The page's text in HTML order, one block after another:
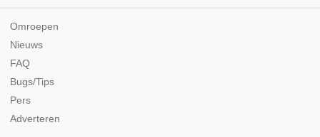
Omroepen
Nieuws
FAQ
Bugs/Tips
Pers
Adverteren